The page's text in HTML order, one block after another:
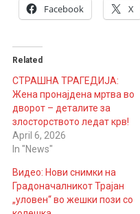
Facebook X
Related
СТРАШНА ТРАГЕДИЈА:
Жена пронајдена мртва во
дворот – деталите за
злосторството ледат крв!
April 6, 2026
In "News"
Видео: Нови снимки на
Градоначалникот Трајан
„уловен“ во жешки пози со